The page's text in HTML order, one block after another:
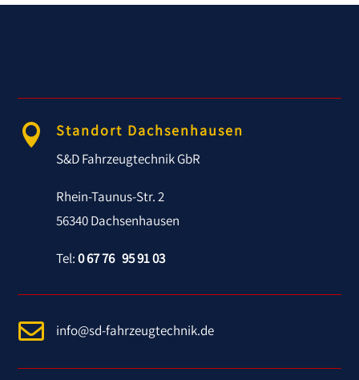
 Standort Dachsenhausen
S&D Fahrzeugtechnik GbR
Rhein-Taunus-Str. 2
56340 Dachsenhausen
Tel:0 67 76 95 91 03
 info@sd-fahrzeugtechnik.de